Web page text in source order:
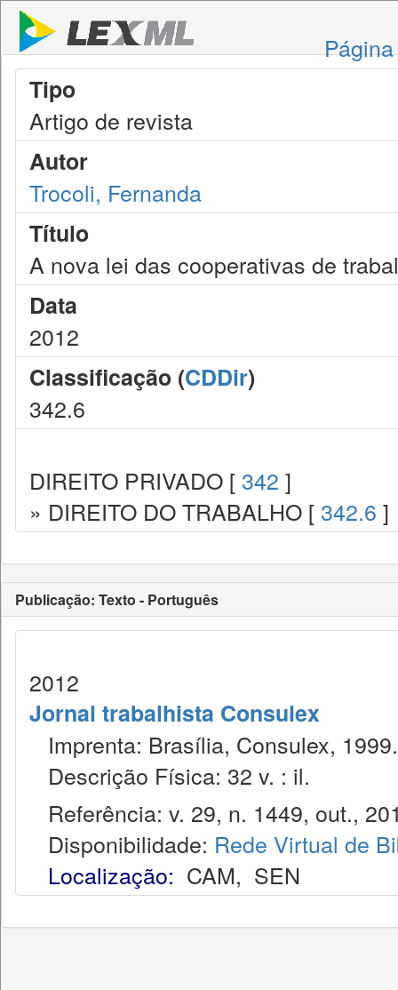
Tipo
Artigo de revista
Autor
Trocoli, Fernanda
Título
A nova lei das cooperativas de
Data
2012
Classificação (CDDir)
342.6
DIREITO PRIVADO [ 342 ]
» DIREITO DO TRABALHO [ 342.6 ]
Publicação: Texto - Português
2012
Jornal trabalhista Consulex
Imprenta: Brasília, Consulex, 1999.
Descrição Física: 32 v. : il.
Referência: v. 29, n. 1449, out.,
Disponibilidade: Rede Virtual de
Localização: CAM, SEN